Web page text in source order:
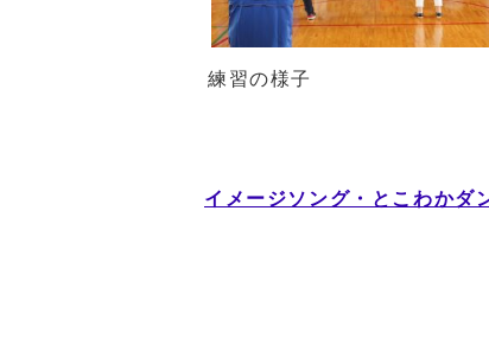
練習の様子
イメージソング・とこわかダ